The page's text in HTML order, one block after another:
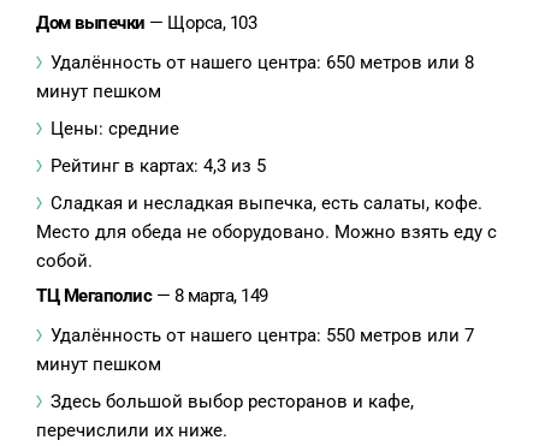
Дом выпечки — Щорса, 103
Удалённость от нашего центра: 650 метров или 8
минут пешком
Цены: средние
Рейтинг в картах: 4,3 из 5
Сладкая и несладкая выпечка, есть салаты, кофе.
Место для обеда не оборудовано. Можно взять еду с
собой.
ТЦ Мегаполис— 8 марта, 149
Удалённость от нашего центра: 550 метров или 7
минут пешком
Здесь большой выбор ресторанов и кафе,
перечислили их ниже.